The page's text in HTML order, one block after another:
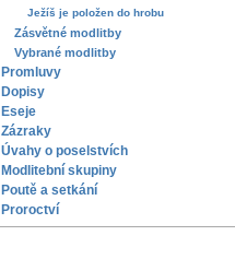
Ježíš je položen do hrobu
Zásvětné modlitby
Vybrané modlitby
Promluvy
Dopisy
Eseje
Zázraky
Úvahy o poselstvích
Modlitební skupiny
Poutě a setkání
Proroctví